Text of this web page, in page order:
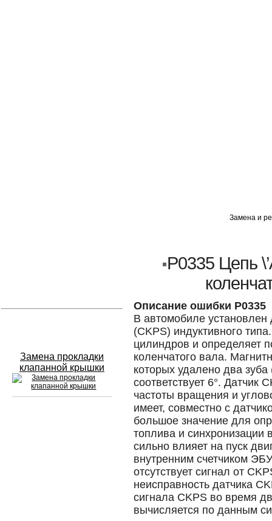
Замена прокладки
клапанной крышки
Замена и
P0335 Цепь
Описание ошибки P0335
В автомобиле установлен
(CKPS) индуктивного
цилиндров и определяет
коленчатого вала.
которых удалено два
соответствует 6°. Датчик
частоты вращения и
имеет, совместно с
большое значение для
топлива и синхронизации
сильно влияет на пуск
внутренним счетчиком
отсутствует сигнал от
неисправность датчика
сигнала CKPS во время
вычисляется по данным